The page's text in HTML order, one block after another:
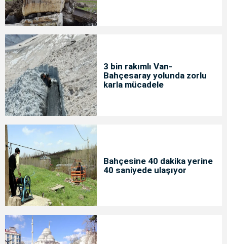
3 bin rakımlı Van-
Bahçesaray yolunda zorlu
karla mücadele
Bahçesine 40 dakika yerine
40 saniyede ulaşıyor